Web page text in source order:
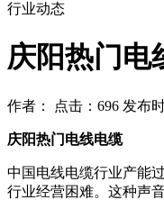
行业动态
庆阳热门电
作者： 点击：696 发布
庆阳热门电线电缆
中国电线电缆行业产能
行业经营困难。这种声